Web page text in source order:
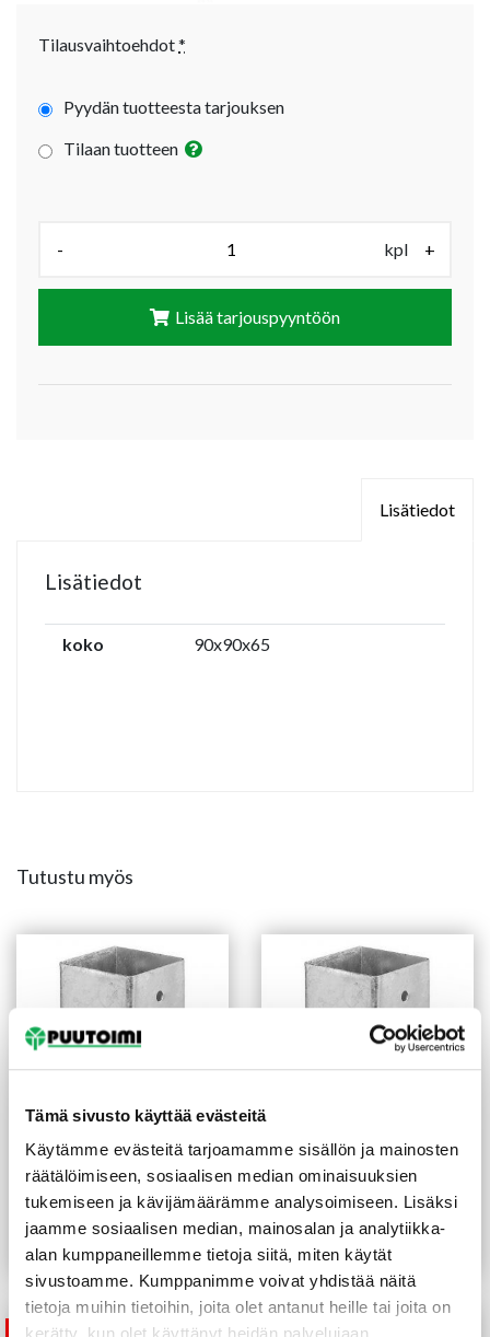
Tämä sivusto käyttää evästeitä
Käytämme evästeitä tarjoamamme sisällön ja mainosten
räätälöimiseen, sosiaalisen median ominaisuuksien
tukemiseen ja kävijämäärämme analysoimiseen. Lisäksi
jaamme sosiaalisen median, mainosalan ja analytiikka-
alan kumppaneillemme tietoja siitä, miten käytät
sivustoamme. Kumppanimme voivat yhdistää näitä
tietoja muihin tietoihin, joita olet antanut heille tai joita on
Tilausvaihtoehdot*
Pyydän tuotteesta tarjouksen
Tilaan tuotteen
- kpl +
Lisää tarjouspyyntöön
Lisätiedot
Lisätiedot
koko 90x90x65
Tutustu myös
Teräsjalka B-malli
75x75x150 mm sinkitty
Lue lisää
Teräsjalka B-malli
91x91x150 mm sinkitty
€
Lue lisää